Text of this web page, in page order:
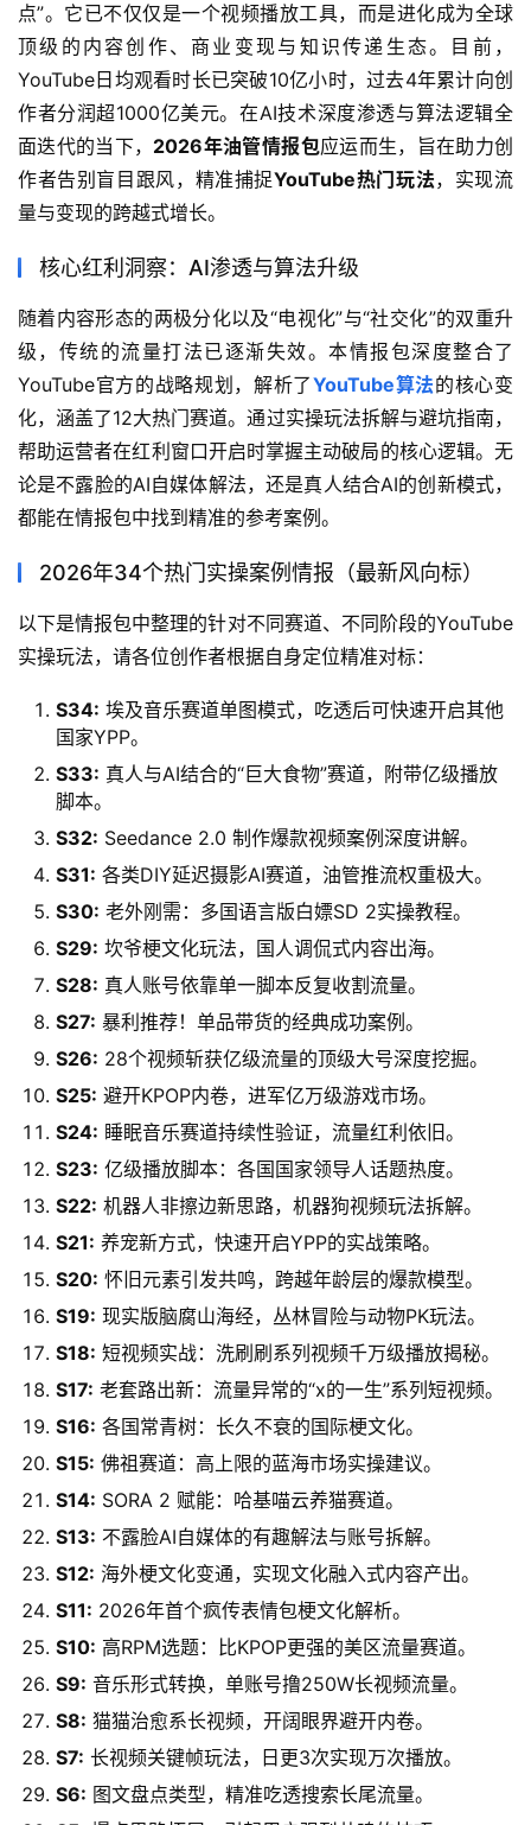
点”。它已不仅仅是一个视频播放工具，而是进化成为全球
顶级的内容创作、商业变现与知识传递生态。目前，
YouTube日均观看时长已突破10亿小时，过去4年累计向创
作者分润超1000亿美元。在AI技术深度渗透与算法逻辑全
面迭代的当下， 2026年油管情报包应运而生，旨在助力创
作者告别盲目跟风，精准捕捉YouTube热门玩法，实现流
量与变现的跨越式增长。
核心红利洞察：AI渗透与算法升级
随着内容形态的两极分化以及“电视化”与“社交化”的双重升
级，传统的流量打法已逐渐失效。本情报包深度整合了
YouTube官方的战略规划，解析了YouTube算法的核心变
化，涵盖了12大热门赛道。通过实操玩法拆解与避坑指南，
帮助运营者在红利窗口开启时掌握主动破局的核心逻辑。无
论是不露脸的AI自媒体解法，还是真人结合AI的创新模式，
都能在情报包中找到精准的参考案例。
2026年34个热门实操案例情报（最新风向标）
以下是情报包中整理的针对不同赛道、不同阶段的YouTube
实操玩法，请各位创作者根据自身定位精准对标：
S34: 埃及音乐赛道单图模式，吃透后可快速开启其他
国家YPP。
S33: 真人与AI结合的“巨大食物”赛道，附带亿级播放
脚本。
S32: Seedance 2.0 制作爆款视频案例深度讲解。
S31: 各类DIY延迟摄影AI赛道，油管推流权重极大。
S30: 老外刚需：多国语言版白嫖SD 2实操教程。
S29: 坎爷梗文化玩法，国人调侃式内容出海。
S28: 真人账号依靠单一脚本反复收割流量。
S27: 暴利推荐！单品带货的经典成功案例。
S26: 28个视频斩获亿级流量的顶级大号深度挖掘。
S25: 避开KPOP内卷，进军亿万级游戏市场。
S24: 睡眠音乐赛道持续性验证，流量红利依旧。
S23: 亿级播放脚本：各国国家领导人话题热度。
S22: 机器人非擦边新思路，机器狗视频玩法拆解。
S21: 养宠新方式，快速开启YPP的实战策略。
S20: 怀旧元素引发共鸣，跨越年龄层的爆款模型。
S19: 现实版脑腐山海经，丛林冒险与动物PK玩法。
S18: 短视频实战：洗刷刷系列视频千万级播放揭秘。
S17: 老套路出新：流量异常的“x的一生”系列短视频。
S16: 各国常青树：长久不衰的国际梗文化。
S15: 佛祖赛道：高上限的蓝海市场实操建议。
S14: SORA 2 赋能：哈基喵云养猫赛道。
S13: 不露脸AI自媒体的有趣解法与账号拆解。
S12: 海外梗文化变通，实现文化融入式内容产出。
S11: 2026年首个疯传表情包梗文化解析。
S10: 高RPM选题：比KPOP更强的美区流量赛道。
S9: 音乐形式转换，单账号撸250W长视频流量。
S8: 猫猫治愈系长视频，开阔眼界避开内卷。
S7: 长视频关键帧玩法，日更3次实现万次播放。
S6: 图文盘点类型，精准吃透搜索长尾流量。